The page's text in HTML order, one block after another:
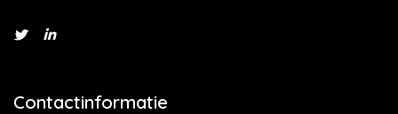
Contactinformatie